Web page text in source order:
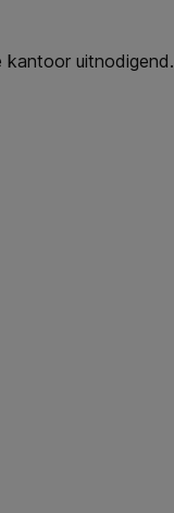
uitnodigend.